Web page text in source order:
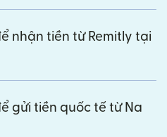
nhận tiền từ Remitly tại
gửi tiền quốc tế từ Na